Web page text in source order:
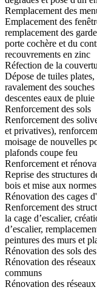
Remplacement des
Emplacement des
remplacement des
porte cochère et du
recouvrements en zinc
Réfection de la
Dépose de tuiles
ravalement des
descentes eaux de pluie
Renforcement des sols
Renforcement des
et privatives),
moisage de nouvelles
plafonds coupe feu
Renforcement et
Reprise des structures
bois et mise aux
Rénovation des cages
Renforcement des
la cage d’escalier,
d’escalier,
peintures des murs et
Rénovation des sols
Rénovation des
communs
Rénovation des